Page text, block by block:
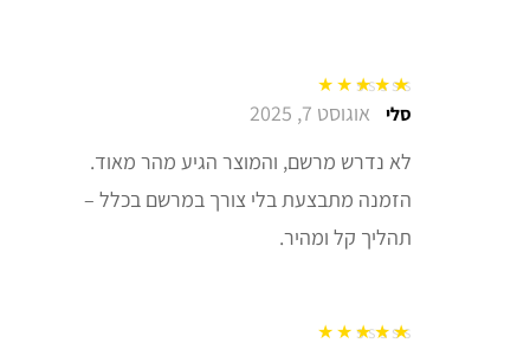
דורג5מתוך 5 סלי אוגוסט 7, 2025
לא נדרש מרשם, והמוצר הגיע מהר מאוד.
הזמנה מתבצעת בלי צורך במרשם בכלל –
תהליך קל ומהיר.